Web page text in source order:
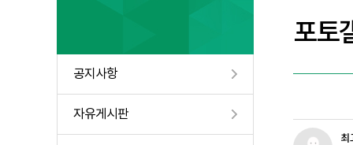
공지사항
자유게시판
포토
최